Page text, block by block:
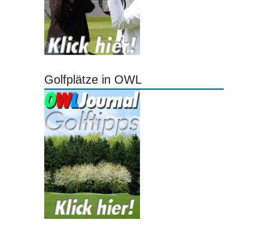
Golfplätze in OWL